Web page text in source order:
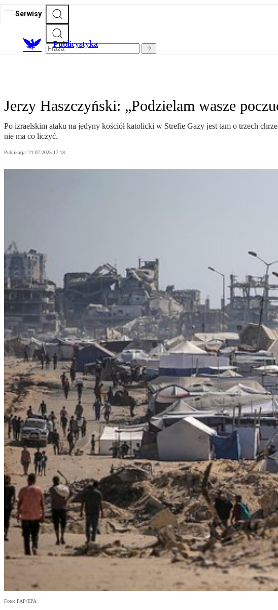
Serwisy
Publicystyka
Jerzy Haszczyński: „Podzielam wasze
Po izraelskim ataku na jedyny kościół katolicki w Strefie Gazy jest tam o trzech
nie ma co liczyć.
Publikacja: 21.07.2025 17:18
Foto: PAP/EPA